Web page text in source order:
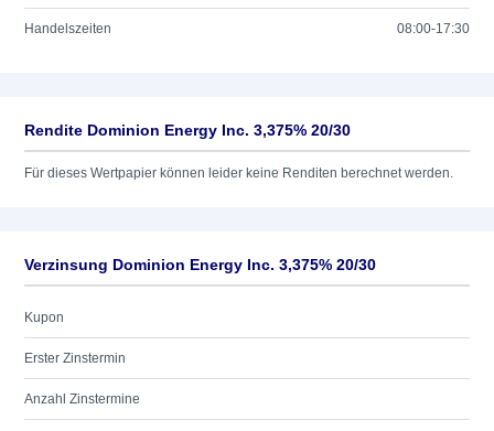
Handelszeiten 08:00-17:30
Rendite Dominion Energy Inc. 3,375% 20/30
Für dieses Wertpapier können leider keine Renditen berechnet werden.
Verzinsung Dominion Energy Inc. 3,375% 20/30
Kupon
Erster Zinstermin
Anzahl Zinstermine